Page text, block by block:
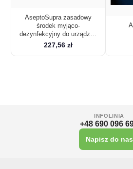
AseptoSupra zasadowy
środek myjąco-
dezynfekcyjny do urządzeń
udojowych 24 kg
227,56 zł
INFOLINIA
+48 690 096
Napisz do nas